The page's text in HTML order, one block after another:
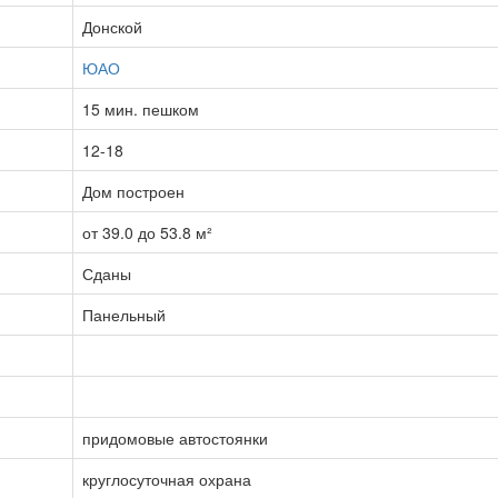
Донской
ЮАО
15 мин. пешком
12-18
Дом построен
от 39.0 до 53.8 м²
Сданы
Панельный
придомовые автостоянки
круглосуточная охрана